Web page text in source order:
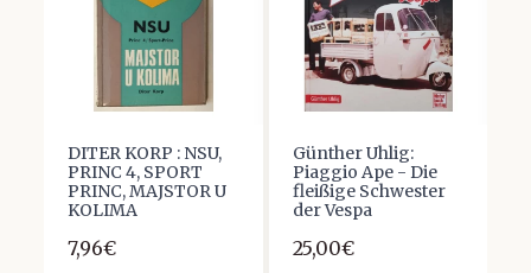
DITER KORP : NSU,
PRINC 4, SPORT
PRINC, MAJSTOR U
KOLIMA
7,96€
Günther Uhlig:
Piaggio Ape - Die
fleißige Schwester
der Vespa
25,00€